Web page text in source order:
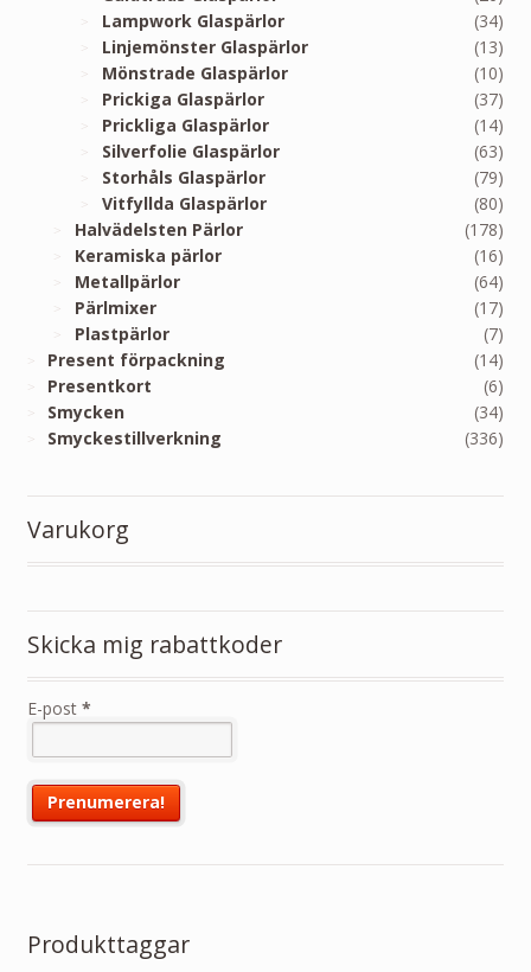
Lampwork Glaspärlor
(34)
Linjemönster Glaspärlor
(13)
Mönstrade Glaspärlor
(10)
Prickiga Glaspärlor
(37)
Prickliga Glaspärlor
(14)
Silverfolie Glaspärlor
(63)
Storhåls Glaspärlor
(79)
Vitfyllda Glaspärlor
(80)
Halvädelsten Pärlor
(178)
Keramiska pärlor
(16)
Metallpärlor
(64)
Pärlmixer
(17)
Plastpärlor
(7)
Present förpackning
(14)
Presentkort
(6)
Smycken
(34)
Smyckestillverkning
(336)
Varukorg
Skicka mig rabattkoder
E-post *
Produkttaggar